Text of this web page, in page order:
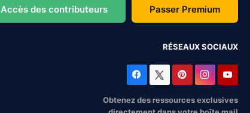
Accès des contributeurs Passer Premium
RÉSEAUX SOCIAUX
Obtenez des ressources exclusives